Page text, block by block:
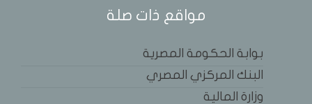
مواقع ذات صلة
بوابة الحكومة المصرية
البنك المركزي المصري
وزارة المالية